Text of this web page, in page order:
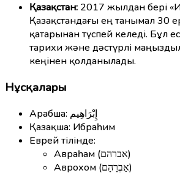
Қазақстан: 2017 жылдан бері
Қазақстандағы ең танымал 30
қатарынан түспей келеді. Бұл
тарихи және дәстүрлі
кеңінен қолданылады.
Нұсқалары
Арабша: إِبْرَاهِيم
Қазақша: Ибраһим
Еврей тілінде:
Авраһам (אברהם)
Аврохом (אַבְרָהָם)